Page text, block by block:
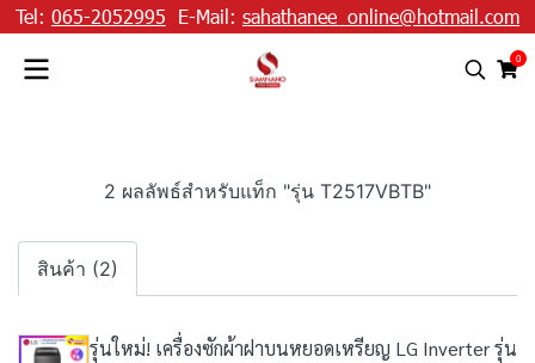
Tel: 065-2052995 E-Mail: sahathanee_online@hotmail.com
0
2 ผลลัพธ์สำหรับแท็ก "รุ่น T2517VBTB"
สินค้า (2)
รุ่นใหม่! เครื่องซักผ้าฝาบนหยอดเหรียญ LG Inverter รุ่น